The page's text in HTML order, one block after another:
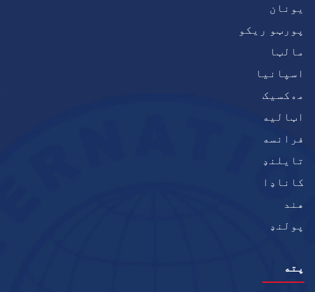
يونان
پورټو ریکو
مالټا
اسپانیا
مەکسیک
اټاليه
فرانسه
تایلنډ
کاناډا
هند
پولنډ
پته